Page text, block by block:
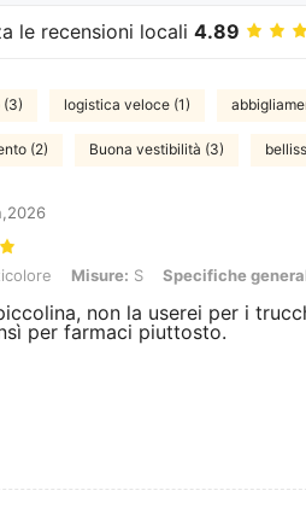
le recensioni locali 4.89
(3) logistica veloce (1)
(2) Buona vestibilità (3)
Misure: S, Specifiche generali: Beige
Misure: S Specifiche
non la userei per i
per farmaci piuttosto.